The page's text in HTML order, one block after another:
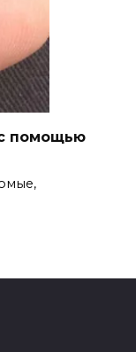
помощью